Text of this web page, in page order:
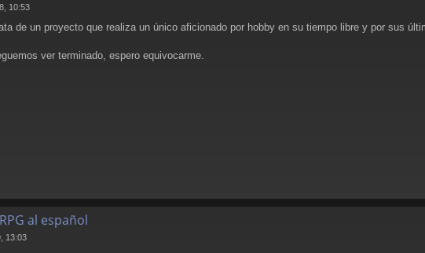
10:53
de un proyecto que realiza un único aficionado por hobby en su tiempo libre y por sus
ver terminado, espero equivocarme.
al español
13:03